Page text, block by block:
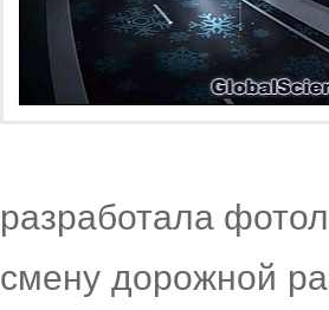
разработала
смену дорожной